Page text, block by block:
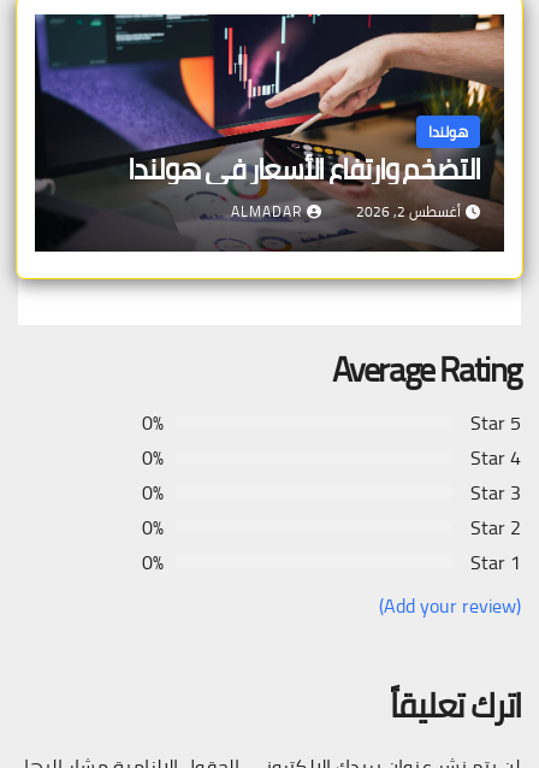
هولندا
التضخم وارتفاع الأسعار في هولندا
أغسطس 2, 2026 ALMADAR
Average Rating
5 Star
0%
4 Star
0%
3 Star
0%
2 Star
0%
1 Star
0%
(Add your review)
اترك تعليقاً